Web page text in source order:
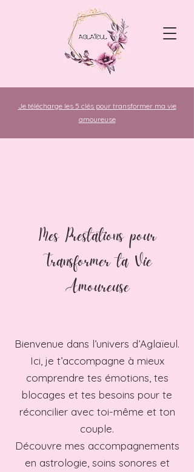
Je télécharge les 5 clés pour transformer ma vie
amoureuse
Mes Prestations pour
Transformer ta Vie
Amoureuse
Bienvenue dans l’univers d’Aglaïeul.
Ici, je t’accompagne à mieux
comprendre tes émotions, tes
blocages et tes besoins pour te
réconcilier avec toi-même et ton
couple.
Découvre mes accompagnements
en astrologie, soins sonores et